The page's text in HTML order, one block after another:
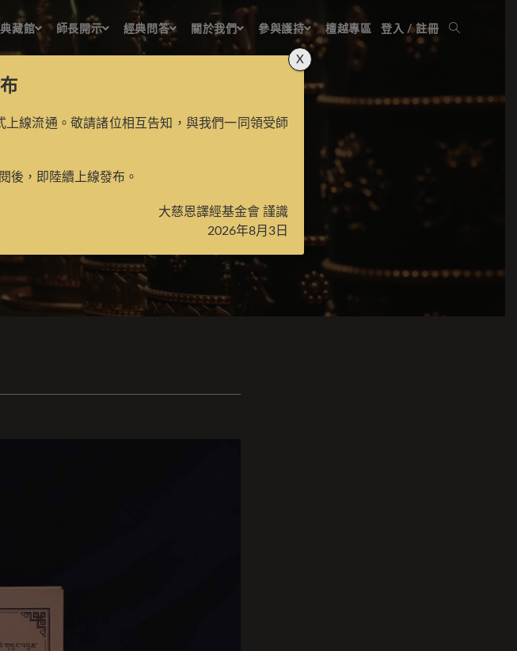
典藏館 師長開示 經典問答 關於我們 參與護持 檀越專區 登入 / 註冊
覺讚
上線流通。敬請諸位相互告知，與我們一同領受師
後，即陸續上線發布。
大慈恩譯經基金會 謹識
2026年8月3日
X